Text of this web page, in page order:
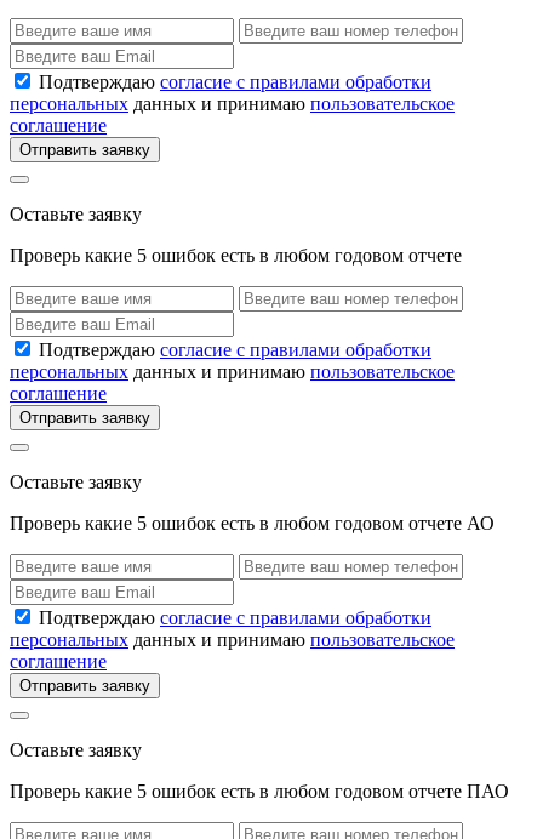
Подтверждаю согласие с правилами обработки
персональных данных и принимаю пользовательское
соглашение
Отправить заявку
Оставьте заявку
Проверь какие 5 ошибок есть в любом годовом отчете
Подтверждаю согласие с правилами обработки
персональных данных и принимаю пользовательское
соглашение
Отправить заявку
Оставьте заявку
Проверь какие 5 ошибок есть в любом годовом отчете АО
Подтверждаю согласие с правилами обработки
персональных данных и принимаю пользовательское
соглашение
Отправить заявку
Оставьте заявку
Проверь какие 5 ошибок есть в любом годовом отчете ПАО